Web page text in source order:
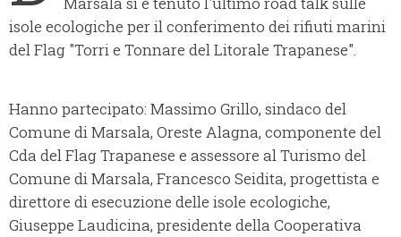
isole ecologiche per il conferimento dei rifiuti marini
del Flag "Torri e Tonnare del Litorale Trapanese".
Hanno partecipato: Massimo Grillo, sindaco del
Comune di Marsala, Oreste Alagna, componente del
Cda del Flag Trapanese e assessore al Turismo del
Comune di Marsala, Francesco Seidita, progettista e
direttore di esecuzione delle isole ecologiche,
Giuseppe Laudicina, presidente della Cooperativa